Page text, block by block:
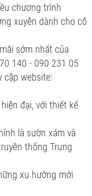
chương trình
xuyên dành cho cô
sớm nhất của
140 - 090 231 05
cập website:
đại, với thiết kế
là sườn xám và
thống Trung
xu hướng mới